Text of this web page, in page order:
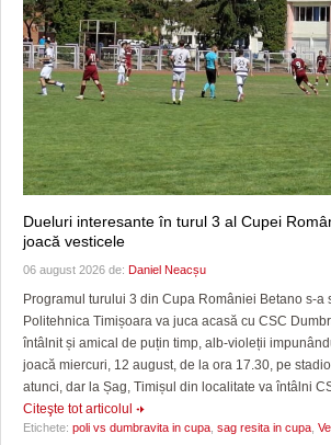
Dueluri interesante în turul 3 al Cupei
joacă vesticele
06 august 2026 de: Daniel Neacșu
Programul turului 3 din Cupa României Betano s-a
Politehnica Timișoara va juca acasă cu CSC
întâlnit și amical de puțin timp, alb-violeții
joacă miercuri, 12 august, de la ora 17.30, pe
atunci, dar la Șag, Timișul din localitate va întâlni
Citeşte tot articolul
Etichete: poli vs dumbravita in cupa sag resita in cupa